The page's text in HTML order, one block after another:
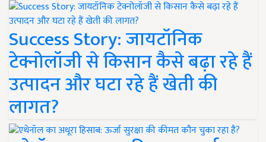
Success Story: जायटॉनिक
टेक्नोलॉजी से किसान कैसे बढ़ा रहे हैं
उत्पादन और घटा रहे हैं खेती की
लागत?